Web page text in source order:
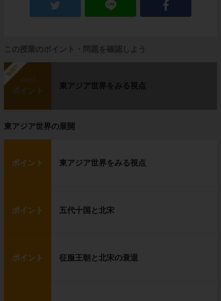
この授業のポイント・問題を確認しよう
勉強中
ポイント
東アジア世界をみる視点
東アジア世界の展開
ポイント 東アジア世界をみる視点
ポイント 五代十国と北宋
ポイント 征服王朝と北宋の衰退